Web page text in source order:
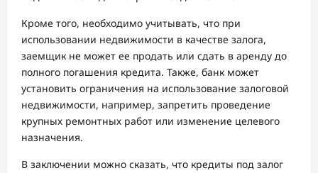
Кроме того, необходимо учитывать, что при
использовании недвижимости в качестве залога,
заемщик не может ее продать или сдать в аренду до
полного погашения кредита. Также, банк может
установить ограничения на использование залоговой
недвижимости, например, запретить проведение
крупных ремонтных работ или изменение целевого
назначения.
В заключении можно сказать, что кредиты под залог